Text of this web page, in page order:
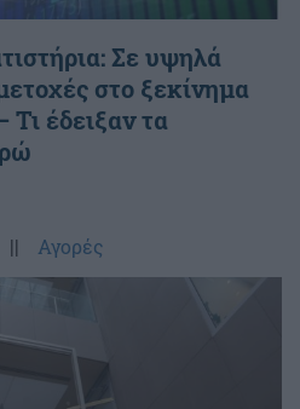
Σε υψηλά
στο ξεκίνημα
έδειξαν τα
|| Αγορές